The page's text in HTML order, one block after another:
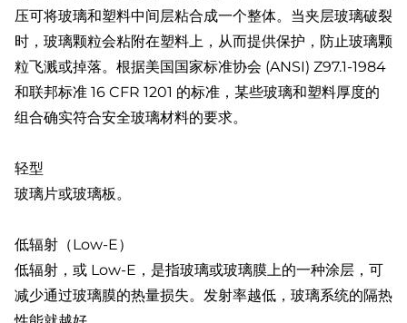
压可将玻璃和塑料中间层粘合成一个整体。当夹层玻璃破裂
时，玻璃颗粒会粘附在塑料上，从而提供保护，防止玻璃颗
粒飞溅或掉落。根据美国国家标准协会 (ANSI) Z97.1-1984
和联邦标准 16 CFR 1201 的标准，某些玻璃和塑料厚度的
组合确实符合安全玻璃材料的要求。
轻型
玻璃片或玻璃板。
低辐射（Low-E）
低辐射，或 Low-E，是指玻璃或玻璃膜上的一种涂层，可
减少通过玻璃膜的热量损失。发射率越低，玻璃系统的隔热